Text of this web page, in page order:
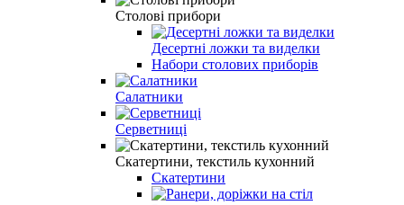
Столові прибори
Десертні ложки та виделки
Набори столових приборів
Салатники
Серветниці
Скатертини, текстиль кухонний
Скатертини